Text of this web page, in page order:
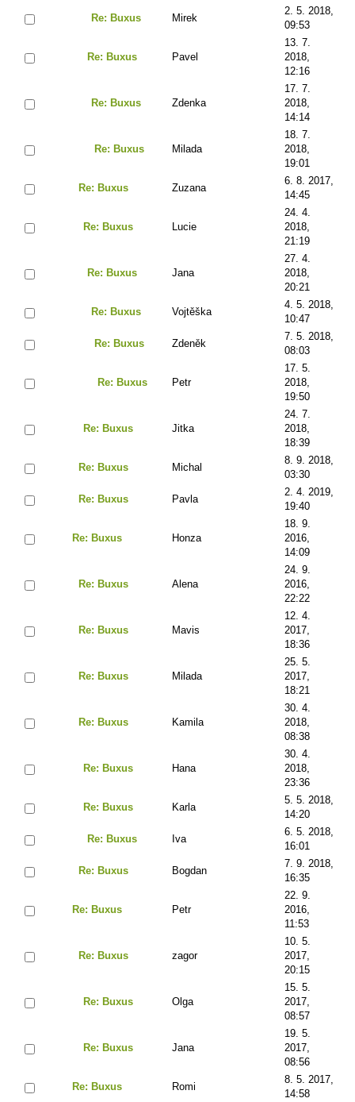
Re: Buxus Mirek
2. 5. 2018,
09:53
Re: Buxus Pavel
13. 7.
2018,
12:16
Re: Buxus Zdenka
17. 7.
2018,
14:14
Re: Buxus Milada
18. 7.
2018,
19:01
Re: Buxus Zuzana
6. 8. 2017,
14:45
Re: Buxus Lucie
24. 4.
2018,
21:19
Re: Buxus Jana
27. 4.
2018,
20:21
Re: Buxus Vojtěška
4. 5. 2018,
10:47
Re: Buxus Zdeněk
7. 5. 2018,
08:03
Re: Buxus Petr
17. 5.
2018,
19:50
Re: Buxus Jitka
24. 7.
2018,
18:39
Re: Buxus Michal
8. 9. 2018,
03:30
Re: Buxus Pavla
2. 4. 2019,
19:40
Re: Buxus Honza
18. 9.
2016,
14:09
Re: Buxus Alena
24. 9.
2016,
22:22
Re: Buxus Mavis
12. 4.
2017,
18:36
Re: Buxus Milada
25. 5.
2017,
18:21
Re: Buxus Kamila
30. 4.
2018,
08:38
Re: Buxus Hana
30. 4.
2018,
23:36
Re: Buxus Karla
5. 5. 2018,
14:20
Re: Buxus Iva
6. 5. 2018,
16:01
Re: Buxus Bogdan
7. 9. 2018,
16:35
Re: Buxus Petr
22. 9.
2016,
11:53
Re: Buxus zagor
10. 5.
2017,
20:15
Re: Buxus Olga
15. 5.
2017,
08:57
Re: Buxus Jana
19. 5.
2017,
08:56
Re: Buxus Romi
8. 5. 2017,
14:58